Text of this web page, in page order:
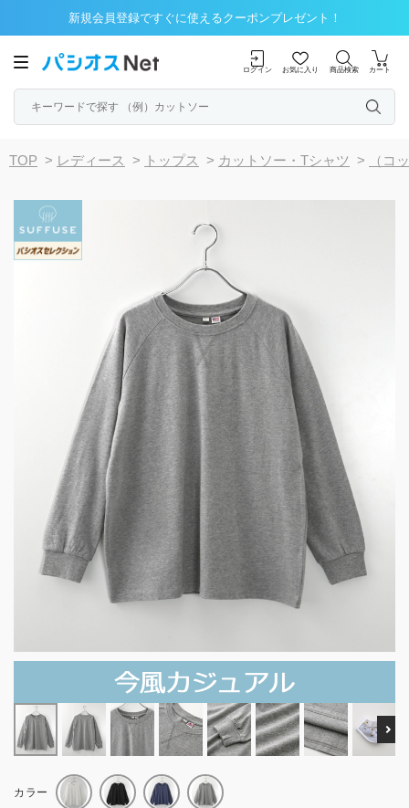
新規会員登録ですぐに使えるクーポンプレゼント！
ログイン お気に入り 商品検索 カート
TOP > レディース > トップス > カットソー・Tシャツ > （コ
カラー